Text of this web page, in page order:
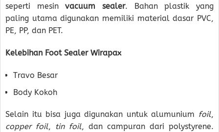
seperti mesinvacuum sealer. Bahan plastik yang
paling utama digunakan memiliki material dasar PVC,
PE, PP, dan PET.
Kelebihan Foot Sealer Wirapax
Travo Besar
Body Kokoh
Selain itu bisa juga digunakan untuk alumunium foil,
copper foil, tin foil, dan campuran dari polystyrene.